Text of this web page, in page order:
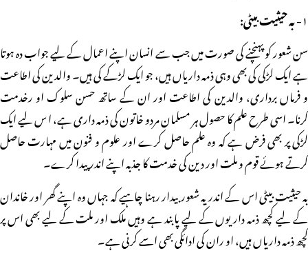
۱- بہ حیثیت بیٹی:
سن شعور کو پہنچنے کی صورت میں جب سے انسان اپنے اعمال کے لیے جواب دہ ہوتا
ہے ایک لڑکی کی بھی وہی ذمہ داریاں ہیں، جو ایک لڑکے کی ہیں۔ والدین کی اطاعت
و فرماں برداری، والدین کی اطاعت اور ان کے ساتھ حسن سلوک او رخدمت
کرنا۔ اسی طرح علم کا حصول ہر مسلمان مردو خاتون کی ذمہ داری ہے، ا س لیے ایک
لڑکی پر بھی فرض ہے کہ وہ علم حاصل کرے اور علوم و فنون میں مہارت حاصل
کرتے ہوئے قوم و ملت اور دین کی خدمت کا جذبہ اپنے اندر پیدا کرے۔
بہ حیثیت بیٹی اس کے اندر یہ شعور بیدار رہنا چاہیے کہ جہاں وہ اپنے گھر اور خاندان
کے لیے کچھ ذمہ داریوں کے لیے پابند ہے وہیں ملک اور ملت کے لیے بھی اس پر
کچھ ذمہ داریاں ہیں، او ران کی ادائگی بھی اسے کرنی ہے۔